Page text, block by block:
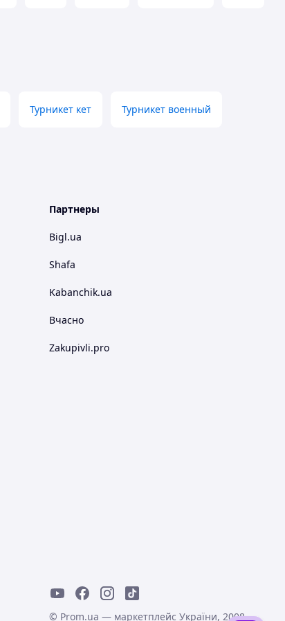
Турникет кет Турникет военный
Партнеры
Bigl.ua
Shafa
Kabanchik.ua
Вчасно
Zakupivli.pro
© Prom.ua — маркетплейс України, 2008-